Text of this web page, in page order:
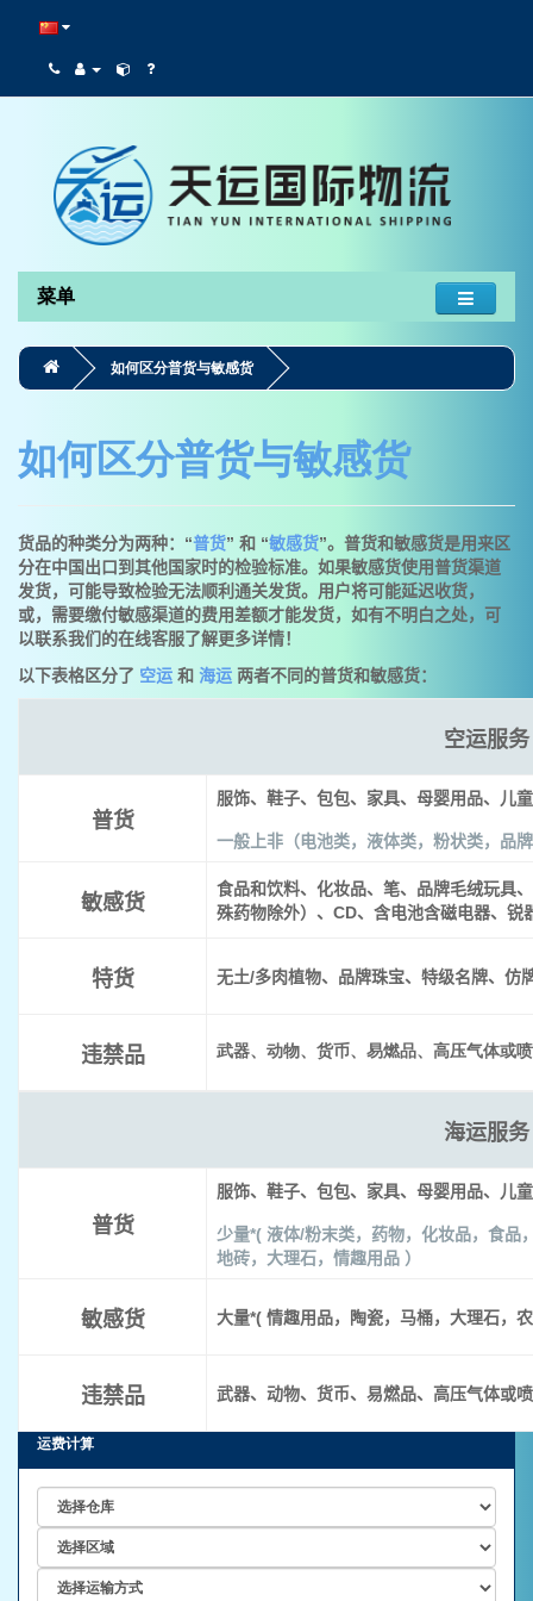
菜单
如何区分普货与敏感货
如何区分普货与敏感货
货品的种类分为两种：“普货” 和 “敏感货”。普货和敏感货是用来区
分在中国出口到其他国家时的检验标准。如果敏感货使用普货渠道
发货，可能导致检验无法顺利通关发货。用户将可能延迟收货，
或，需要缴付敏感渠道的费用差额才能发货，如有不明白之处，可
以联系我们的在线客服了解更多详情！
以下表格区分了 空运 和 海运 两者不同的普货和敏感货：
空运服务
普货
服饰、鞋子、包包、家具、母婴用品、儿
一般上非（电池类，液体类，粉状类，品
敏感货
食品和饮料、化妆品、笔、品牌毛绒玩具
殊药物除外）、CD、含电池含磁电器、锐
特货 无土/多肉植物、品牌珠宝、特级名牌、仿
违禁品 武器、动物、货币、易燃品、高压气体或
海运服务
普货
服饰、鞋子、包包、家具、母婴用品、儿
少量*( 液体/粉末类，药物，化妆品，食品
地砖，大理石，情趣用品 ）
敏感货 大量*( 情趣用品，陶瓷，马桶，大理石，
违禁品 武器、动物、货币、易燃品、高压气体或
运费计算